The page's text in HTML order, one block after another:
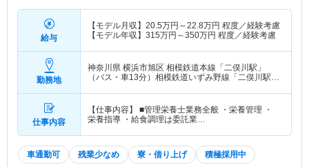
給与
【モデル月収】 20.5万円～22.8万円 程度／経験考慮
【モデル年収】 315万円～350万円 程度／経験考慮
勤務地
神奈川県 横浜市旭区 相模鉄道本線「二俣川駅」
（バス・車13分）相模鉄道いずみ野線「二俣川駅」
仕事内容
【仕事内容】 ■管理栄養士業務全般 ・栄養管理 ・
栄養指導 ・給食調理は委託業…
車通勤可 残業少なめ 寮・借り上げ 積極採用中